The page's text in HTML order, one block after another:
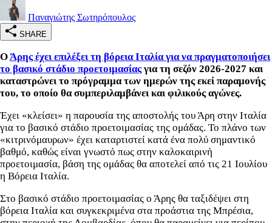
Παναγιώτης Σωτηρόπουλος
SHARE
ΟΆρης έχει επιλέξει τη βόρεια Ιταλία για να πραγματοποιήσει
το βασικό στάδιο προετοιμασίαςγια τη σεζόν 2026-2027 και
καταστρώνει το πρόγραμμα των ημερών της εκεί παραμονής
του, το οποίο θα συμπεριλαμβάνει και φιλικούς αγώνες.
Έχει «κλείσει» η παρουσία της αποστολής του Άρη στην Ιταλία
για το βασικό στάδιο προετοιμασίας της ομάδας. Το πλάνο των
«κιτρινόμαυρων» έχει καταρτιστεί κατά ένα πολύ σημαντικό
βαθμό, καθώς είναι γνωστό πως στην καλοκαιρινή
προετοιμασία, βάση της ομάδας θα αποτελεί από τις 21 Ιουλίου
η Βόρεια Ιταλία.
Στο βασικό στάδιο προετοιμασίας ο Άρης θα ταξιδέψει στη
βόρεια Ιταλία και συγκεκριμένα στα προάστια της Μπρέσια,